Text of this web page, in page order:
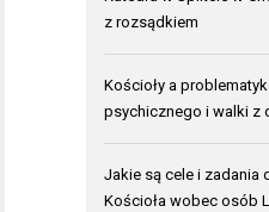
z rozsądkiem
Kościoły a
psychicznego i walki z
Jakie są cele i zadania
Kościoła wobec osób